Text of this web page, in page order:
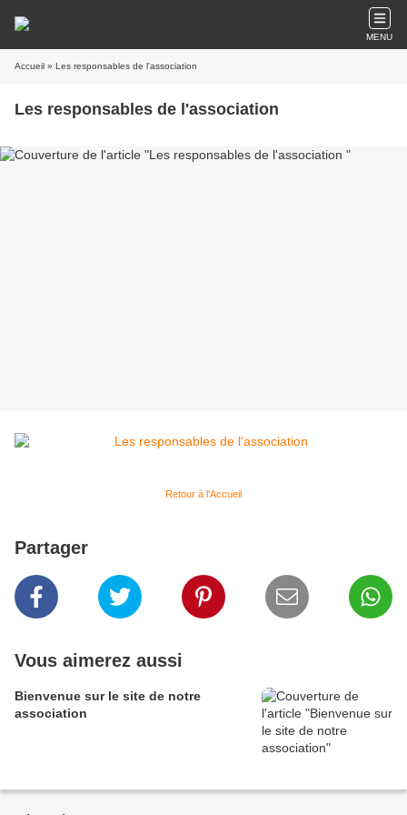
MENU
Accueil » Les responsables de l'association
Les responsables de l'association
Retour à l'Accueil
Partager
Vous aimerez aussi
Bienvenue sur le site de notre
association